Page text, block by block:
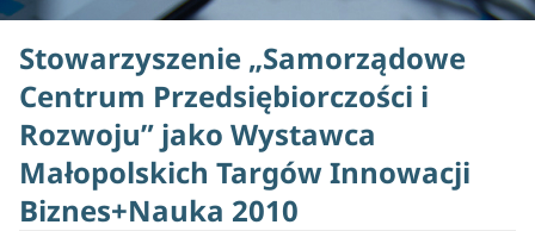
Stowarzyszenie „Samorządowe
Centrum Przedsiębiorczości i
Rozwoju” jako Wystawca
Małopolskich Targów Innowacji
Biznes+Nauka 2010